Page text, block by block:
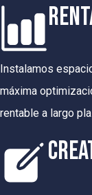
Instalamos
máxima
rentable a largo